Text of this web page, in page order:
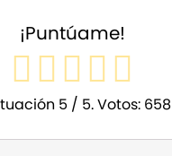
¡Puntúame!
5 / 5. Votos: 658